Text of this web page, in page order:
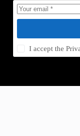
I accept the